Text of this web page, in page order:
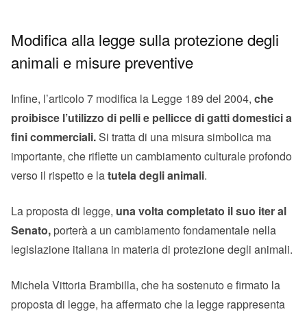
Modifica alla legge sulla protezione degli
animali e misure preventive
Infine, l’articolo 7 modifica la Legge 189 del 2004, che
proibisce l’utilizzo di pelli e pellicce di gatti domestici a
fini commerciali.Si tratta di una misura simbolica ma
importante, che riflette un cambiamento culturale profondo
verso il rispetto e latutela degli animali.
La proposta di legge, una volta completato il suo iter al
Senato, porterà a un cambiamento fondamentale nella
legislazione italiana in materia di protezione degli animali.
Michela Vittoria Brambilla, che ha sostenuto e firmato la
proposta di legge, ha affermato che la legge rappresenta